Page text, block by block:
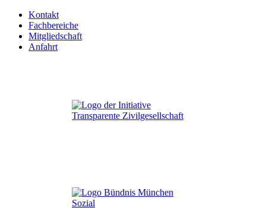
Kontakt
Fachbereiche
Mitgliedschaft
Anfahrt